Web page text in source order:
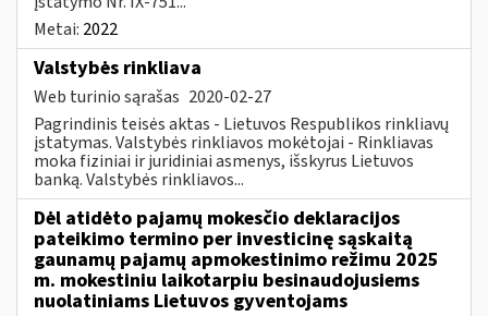
Metai: 2022
Valstybės rinkliava
Web turinio sąrašas 2020-02-27
Pagrindinis teisės aktas - Lietuvos Respublikos rinkliavų
įstatymas. Valstybės rinkliavos mokėtojai - Rinkliavas
moka fiziniai ir juridiniai asmenys, išskyrus Lietuvos
banką. Valstybės rinkliavos...
Dėl atidėto pajamų mokesčio deklaracijos
pateikimo termino per investicinę sąskaitą
gaunamų pajamų apmokestinimo režimu 2025
m. mokestiniu laikotarpiu besinaudojusiems
nuolatiniams Lietuvos gyventojams